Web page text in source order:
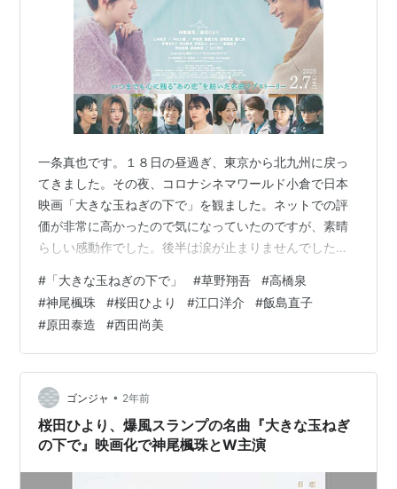
一条真也です。１８日の昼過ぎ、東京から北九州に戻っ
てきました。その夜、コロナシネマワールド小倉で日本
映画「大きな玉ねぎの下で」を観ました。ネットでの評
価が非常に高かったので気になっていたのですが、素晴
らしい感動作でした。後半は涙が止まりませんでした。
鑑賞して本当に良かった！ ヤフーの「解説」には、こう
書かれています。「ロックバンド『爆風スランプ』の楽
曲『大きな玉ねぎの下で』にインスパイアされた物語
で、手紙やノートでのやりとりを通して芽生える恋を描
いたラブストーリー。アルバイトの連絡用ノートを介し
て日本武道館の屋根の下で初めて会う約束をする男女
と…
# 「大きな玉ねぎの下で」 #草野翔吾 #高橋泉
#神尾楓珠 #桜田ひより #江口洋介 #飯島直子
#原田泰造 #西田尚美
ゴンジャ • 2年前
桜田ひより、爆風スランプの名曲『大きな玉ねぎ
の下で』映画化で神尾楓珠とW主演